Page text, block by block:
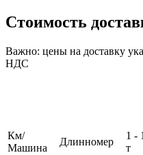
Стоимость
Важно: цены на доставку
НДС
Км/
Машина
Длинномер
1 -
т